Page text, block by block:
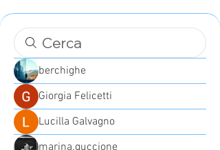
berchighe
Giorgia Felicetti
Lucilla Galvagno
marina.guccione